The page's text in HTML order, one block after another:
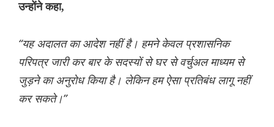
उन्होंने कहा,
“यह अदालत का आदेश नहीं है। हमने केवल प्रशासनिक
परिपत्र जारी कर बार के सदस्यों से घर से वर्चुअल माध्यम से
जुड़ने का अनुरोध किया है। लेकिन हम ऐसा प्रतिबंध लागू नहीं
कर सकते।”